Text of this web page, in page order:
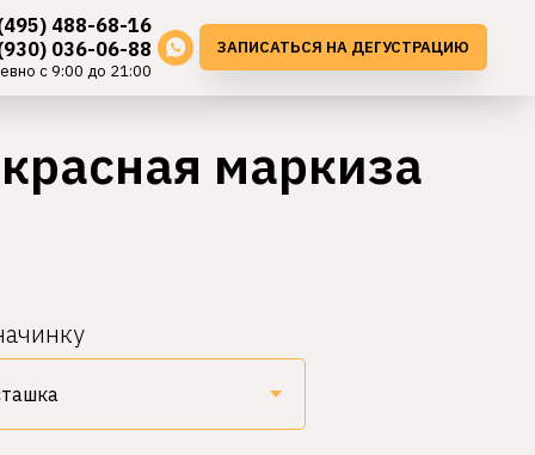
488-68-16
036-06-88
с 9:00 до 21:00
ЗАПИСАТЬСЯ НА ДЕГУСТРАЦИЮ
маркиза